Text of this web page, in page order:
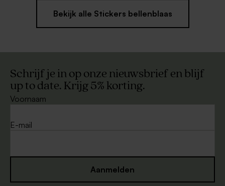
Bekijk alle Stickers bellenblaas
Schrijf je in op onze nieuwsbrief en blijf
up to date. Krijg 5% korting.
Voornaam
E-mail
Aanmelden